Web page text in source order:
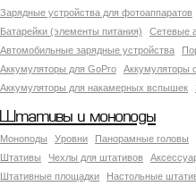
Зарядные устройства для фотоаппаратов
Батарейки (элементы питания)
Сетевые
Автомобильные зарядные устройства
Аккумуляторы для GoPro
Аккумуляторы
Аккумуляторы для накамерных вспышек
Штативы и моноподы
Моноподы Уровни Панорамные головы
Штативы
Чехлы для штативов
Штативные площадки
Настольные